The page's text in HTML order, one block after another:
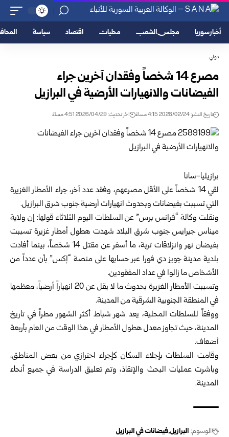
أخبار سوريا مجلس الشعب محليات اقتصاد سياسة
دولي
مصرع 14 شخصاً وفقدان آخرين جراء
الفيضانات والانهيارات الأرضية في البرازيل
تاريخ النشر: 2026/02/24 4:15 مساءً اخر تحديث: 2026/04/29 4:51 مساءً
برازيليا-سانا
لقي 14 شخصاً على الأقل مصرعهم، وفقد عدد آخر، جراء الأمطار الغزيرة
التي تسببت بفيضانات وبحدوث انهيارات أرضية جنوب شرق البرازيل.
ونقلت وكالة “فرانس برس” عن السلطات اليوم الثلاثاء قولها: إن ولاية
ميناس جيرايس جنوب شرق البلاد شهدت هطول أمطار غزيرة تسببت
بفيضان نهر وانزلاقات تربة، ما أسفر عن مقتل 14 شخصاً، بينما أفادت
بلدية مدينة جويز دي فورا عبر حسابها على منصة “إكس” بأن عدداً من
الأشخاص ما زالوا في عداد المفقودين.
وتسببت الأمطار الغزيرة بحدوث ما لا يقل عن 20 انهياراً أرضياً، معظمها
في المنطقة الجنوبية الشرقية من المدينة.
ووفقاً للسلطات المحلية، يعد شهر شباط أكثر الشهور مطراً في تاريخ
المدينة، حيث تجاوز معدل هطول الأمطار في هذا الوقت من العام بأربعة
أضعاف.
وقامت السلطات بإجلاء السكان كإجراء احترازي من بعض المناطق،
وباشرت عمليات البحث والإنقاذ، وتم تعليق الدراسة في جميع أنحاء
المدينة.
الوسوم: البرازيل فيضانات في البرازيل